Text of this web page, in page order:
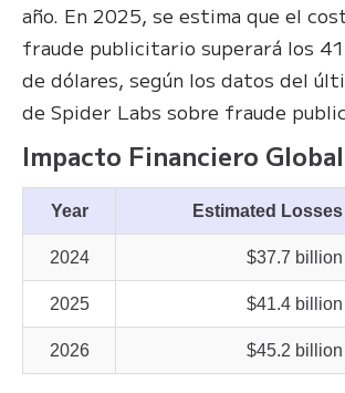
año. En 2025, se estima que el
fraude publicitario superará los
de dólares, según los datos del
de Spider Labs sobre fraude
Impacto Financiero Global
Year Estimated Losses
2024 $37.7 billion
2025 $41.4 billion
2026 $45.2 billion